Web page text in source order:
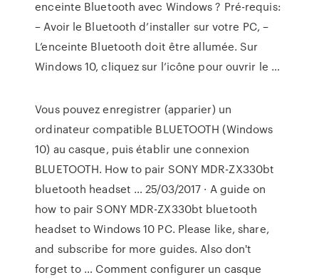
enceinte Bluetooth avec Windows ? Pré-requis:
– Avoir le Bluetooth d’installer sur votre PC, –
L’enceinte Bluetooth doit être allumée. Sur
Windows 10, cliquez sur l’icône pour ouvrir le …
Vous pouvez enregistrer (apparier) un
ordinateur compatible BLUETOOTH (Windows
10) au casque, puis établir une connexion
BLUETOOTH. How to pair SONY MDR-ZX330bt
bluetooth headset … 25/03/2017 · A guide on
how to pair SONY MDR-ZX330bt bluetooth
headset to Windows 10 PC. Please like, share,
and subscribe for more guides. Also don't
forget to … Comment configurer un casque